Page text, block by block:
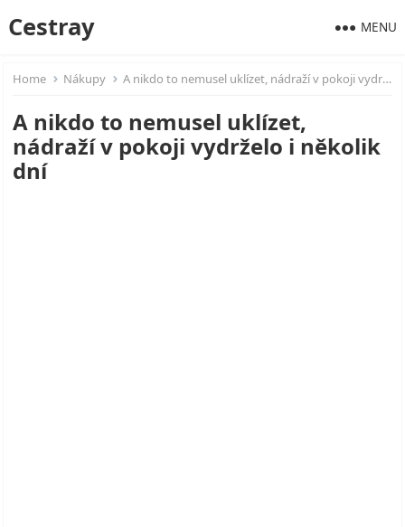
Cestray MENU
Home Nákupy A nikdo to nemusel uklízet, nádraží v pokoji vydrželo i několik dní
A nikdo to nemusel uklízet,
nádraží v pokoji vydrželo i několik
dní